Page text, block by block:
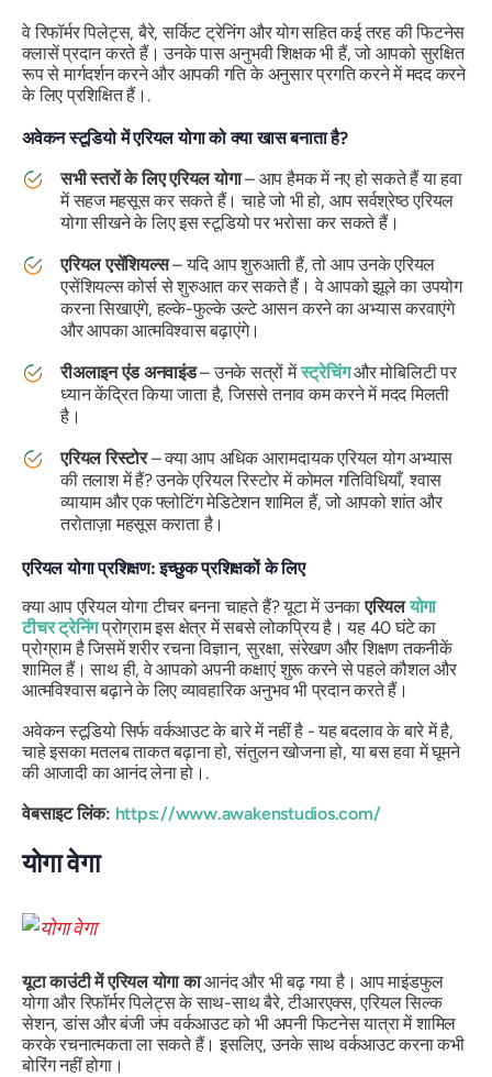
वे रिफॉर्मर पिलेट्स, बैरे, सर्किट ट्रेनिंग और योग सहित कई तरह की फिटनेस
क्लासें प्रदान करते हैं। उनके पास अनुभवी शिक्षक भी हैं, जो आपको सुरक्षित
रूप से मार्गदर्शन करने और आपकी गति के अनुसार प्रगति करने में मदद करने
के लिए प्रशिक्षित हैं।.
अवेकन स्टूडियो में एरियल योगा को क्या खास बनाता है?
सभी स्तरों के लिए एरियल योगा– आप हैमक में नए हो सकते हैं या हवा
में सहज महसूस कर सकते हैं। चाहे जो भी हो, आप सर्वश्रेष्ठ एरियल
योगा सीखने के लिए इस स्टूडियो पर भरोसा कर सकते हैं।
एरियल एसेंशियल्स– यदि आप शुरुआती हैं, तो आप उनके एरियल
एसेंशियल्स कोर्स से शुरुआत कर सकते हैं। वे आपको झूले का उपयोग
करना सिखाएंगे, हल्के-फुल्के उल्टे आसन करने का अभ्यास करवाएंगे
और आपका आत्मविश्वास बढ़ाएंगे।
रीअलाइन एंड अनवाइंड– उनके सत्रों मेंस्ट्रेचिंगऔर मोबिलिटी पर
ध्यान केंद्रित किया जाता है, जिससे तनाव कम करने में मदद मिलती
है।
एरियल रिस्टोर– क्या आप अधिक आरामदायक एरियल योग अभ्यास
की तलाश में हैं? उनके एरियल रिस्टोर में कोमल गतिविधियाँ, श्वास
व्यायाम और एक फ्लोटिंग मेडिटेशन शामिल हैं, जो आपको शांत और
तरोताज़ा महसूस कराता है।
एरियल योगा प्रशिक्षण: इच्छुक प्रशिक्षकों के लिए
क्या आप एरियल योगा टीचर बनना चाहते हैं? यूटा में उनकाएरियलयोगा
टीचर ट्रेनिंगप्रोग्राम इस क्षेत्र में सबसे लोकप्रिय है। यह 40 घंटे का
प्रोग्राम है जिसमें शरीर रचना विज्ञान, सुरक्षा, संरेखण और शिक्षण तकनीकें
शामिल हैं। साथ ही, वे आपको अपनी कक्षाएं शुरू करने से पहले कौशल और
आत्मविश्वास बढ़ाने के लिए व्यावहारिक अनुभव भी प्रदान करते हैं।
अवेकन स्टूडियो सिर्फ वर्कआउट के बारे में नहीं है - यह बदलाव के बारे में है,
चाहे इसका मतलब ताकत बढ़ाना हो, संतुलन खोजना हो, या बस हवा में घूमने
की आजादी का आनंद लेना हो।.
वेबसाइट लिंक: https://www.awakenstudios.com/
योगा वेगा
यूटा काउंटी में एरियल योगा काआनंद और भी बढ़ गया है। आप माइंडफुल
योगा और रिफॉर्मर पिलेट्स के साथ-साथ बैरे, टीआरएक्स, एरियल सिल्क
सेशन, डांस और बंजी जंप वर्कआउट को भी अपनी फिटनेस यात्रा में शामिल
करके रचनात्मकता ला सकते हैं। इसलिए, उनके साथ वर्कआउट करना कभी
बोरिंग नहीं होगा।